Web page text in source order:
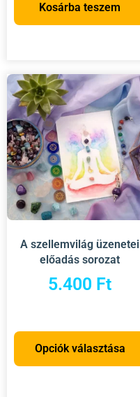
Kosárba teszem
A szellemvilág üzenetei
előadás sorozat
5.400 Ft
Opciók választása